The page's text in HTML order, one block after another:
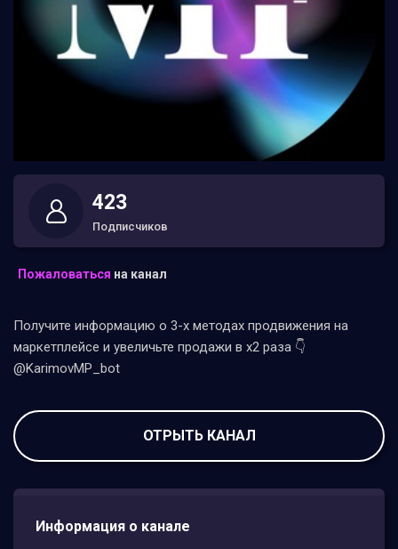
423
Подписчиков
Пожаловаться на канал
Получите информацию о 3-х методах продвижения на
маркетплейсе и увеличьте продажи в х2 раза 👇
@KarimovMP_bot
ОТРЫТЬ КАНАЛ
Информация о канале